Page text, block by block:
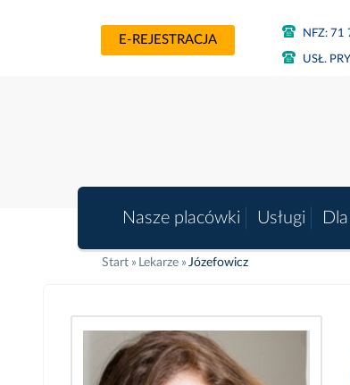
E-REJESTRACJA NFZ: 71
USŁ.
Nasze placówki Usługi
Start Lekarze Józefowicz